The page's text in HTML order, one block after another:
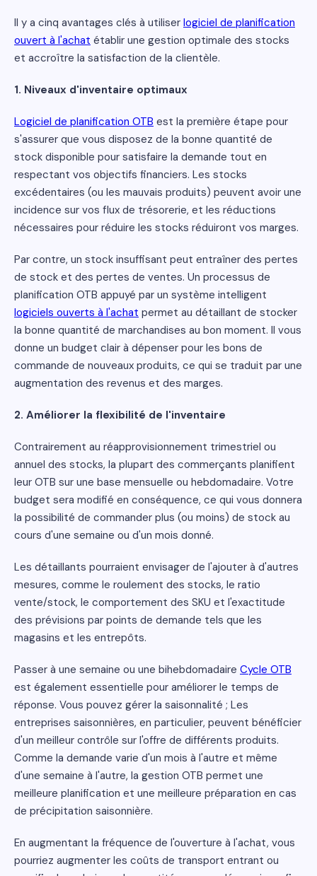
Il y a cinq avantages clés à utiliser logiciel de planification
ouvert à l'achat établir une gestion optimale des stocks
et accroître la satisfaction de la clientèle.
1. Niveaux d'inventaire optimaux
Logiciel de planification OTB est la première étape pour
s'assurer que vous disposez de la bonne quantité de
stock disponible pour satisfaire la demande tout en
respectant vos objectifs financiers. Les stocks
excédentaires (ou les mauvais produits) peuvent avoir une
incidence sur vos flux de trésorerie, et les réductions
nécessaires pour réduire les stocks réduiront vos marges.
Par contre, un stock insuffisant peut entraîner des pertes
de stock et des pertes de ventes. Un processus de
planification OTB appuyé par un système intelligent
logiciels ouverts à l'achat permet au détaillant de stocker
la bonne quantité de marchandises au bon moment. Il vous
donne un budget clair à dépenser pour les bons de
commande de nouveaux produits, ce qui se traduit par une
augmentation des revenus et des marges.
2. Améliorer la flexibilité de l'inventaire
Contrairement au réapprovisionnement trimestriel ou
annuel des stocks, la plupart des commerçants planifient
leur OTB sur une base mensuelle ou hebdomadaire. Votre
budget sera modifié en conséquence, ce qui vous donnera
la possibilité de commander plus (ou moins) de stock au
cours d'une semaine ou d'un mois donné.
Les détaillants pourraient envisager de l'ajouter à d'autres
mesures, comme le roulement des stocks, le ratio
vente/stock, le comportement des SKU et l'exactitude
des prévisions par points de demande tels que les
magasins et les entrepôts.
Passer à une semaine ou une bihebdomadaire Cycle OTB
est également essentielle pour améliorer le temps de
réponse. Vous pouvez gérer la saisonnalité ; Les
entreprises saisonnières, en particulier, peuvent bénéficier
d'un meilleur contrôle sur l'offre de différents produits.
Comme la demande varie d'un mois à l'autre et même
d'une semaine à l'autre, la gestion OTB permet une
meilleure planification et une meilleure préparation en cas
de précipitation saisonnière.
En augmentant la fréquence de l'ouverture à l'achat, vous
pourriez augmenter les coûts de transport entrant ou